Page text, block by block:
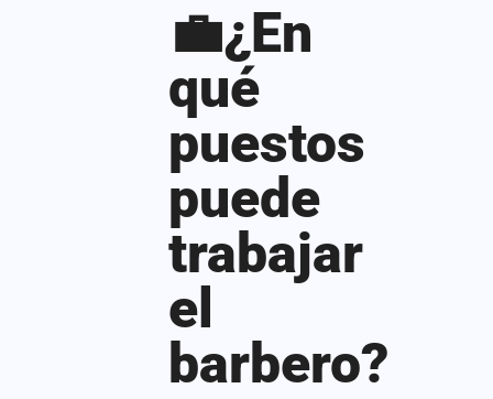
💼¿En
qué
puestos
puede
trabajar
el
barbero?